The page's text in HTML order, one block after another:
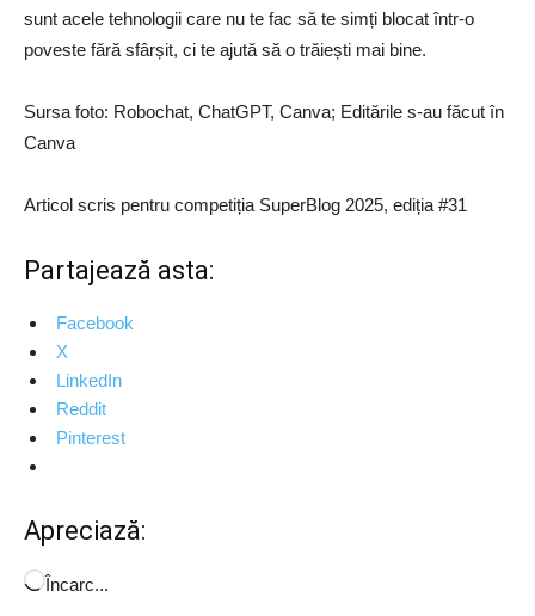
sunt acele tehnologii care nu te fac să te simți blocat într-o
poveste fără sfârșit, ci te ajută să o trăiești mai bine.
Sursa foto: Robochat, ChatGPT, Canva; Editările s-au făcut în
Canva
Articol scris pentru competiția SuperBlog 2025, ediția #31
Partajează asta:
Facebook
X
LinkedIn
Reddit
Pinterest
Apreciază:
Încarc...